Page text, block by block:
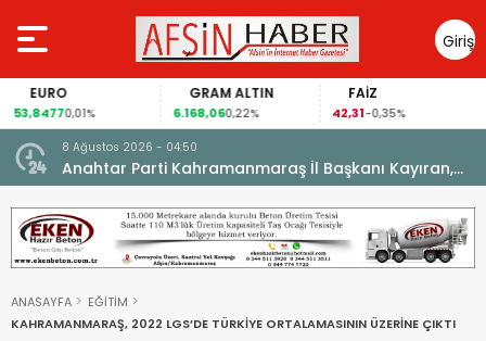
Giriş
Yap
EURO
53,84770,01%
GRAM ALTIN
6.168,060,22%
FAİZ
42,31-0,35%
8 Ağustos 2026 - 04:50
Anahtar Parti Kahramanmaraş İl Başkanı Kayıran,
Afşin Teşkilatı ile buluştu.
ANASAYFA
EĞİTİM
KAHRAMANMARAŞ, 2022 LGS’DE TÜRKİYE ORTALAMASININ ÜZERİNE ÇIKTI